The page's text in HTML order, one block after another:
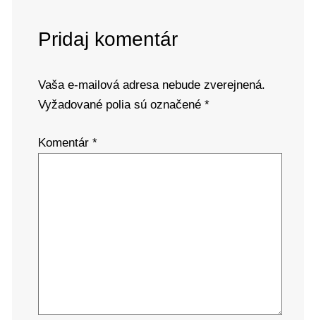
Pridaj komentár
Vaša e-mailová adresa nebude zverejnená.
Vyžadované polia sú označené *
Komentár *